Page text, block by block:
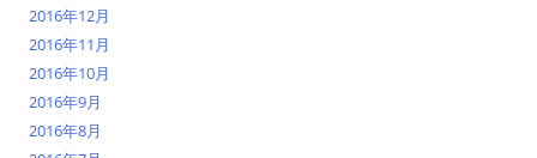
2016年12月
2016年11月
2016年10月
2016年9月
2016年8月